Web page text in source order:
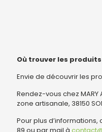
Où trouver les produits
Envie de découvrir les
Rendez-vous chez MARY
zone artisanale, 38150
Pour plus
89 ou par mail à